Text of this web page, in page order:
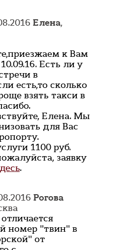
Елена,
к Вам
Есть ли у
в
есть,то сколько
взять такси в
Елена. Мы
для Вас
1100 руб.
заявку
.
Рогова
номер "твин" в
от